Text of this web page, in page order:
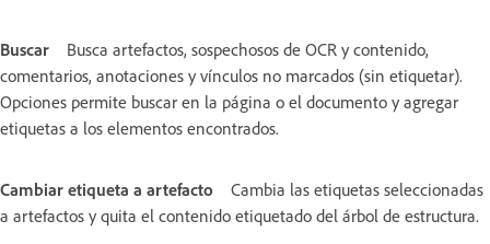
Buscar
Busca artefactos, sospechosos de OCR y contenido,
comentarios, anotaciones y vínculos no marcados (sin etiquetar).
Opciones permite buscar en la página o el documento y agregar
etiquetas a los elementos encontrados.
Cambiar etiqueta a artefacto
Cambia las etiquetas seleccionadas
a artefactos y quita el contenido etiquetado del árbol de estructura.